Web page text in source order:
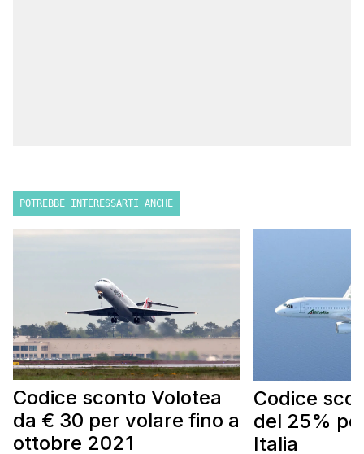
POTREBBE INTERESSARTI ANCHE
Codice sconto Volotea
da € 30 per volare fino a
ottobre 2021
Codice
del 25%
Italia